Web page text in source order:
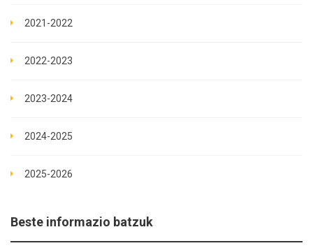
2021-2022
2022-2023
2023-2024
2024-2025
2025-2026
Beste informazio batzuk